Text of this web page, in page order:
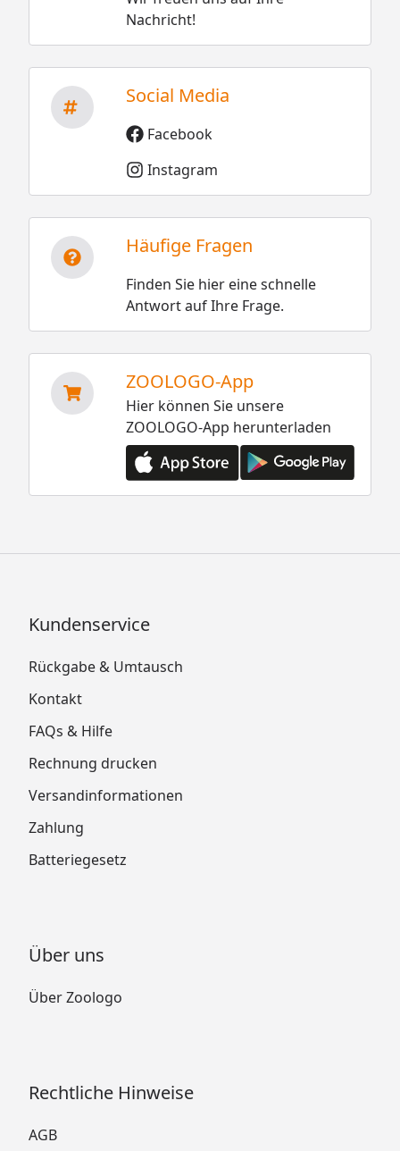
Nachricht!
Social Media
Facebook
Instagram
Häufige Fragen
Finden Sie hier eine schnelle
Antwort auf Ihre Frage.
ZOOLOGO-App
Hier können Sie unsere
ZOOLOGO-App herunterladen
Kundenservice
Rückgabe & Umtausch
Kontakt
FAQs & Hilfe
Rechnung drucken
Versandinformationen
Zahlung
Batteriegesetz
Über uns
Über Zoologo
Rechtliche Hinweise
AGB